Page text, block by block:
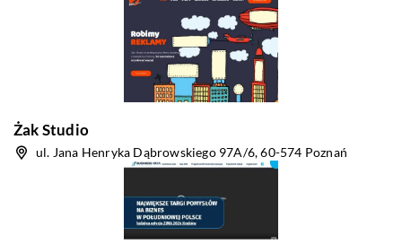
Żak Studio
ul. Jana Henryka Dąbrowskiego 97A/6, 60-574 Poznań